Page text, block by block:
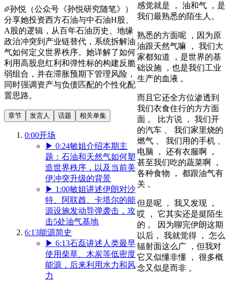
孙悦（公众号《孙悦研究随笔》）
分享她投资西方石油与中石油H股、
A股的逻辑，从百年石油历史、地缘
政治冲突到产业链替代，系统拆解油
气如何定义世界秩序。她详解了如何
利用高股息红利和弹性标的构建反脆
弱组合，并在滞胀预期下管理风险，
同时强调资产与负债匹配的个性化配
置思路。
章节 发言人 话题 相关单集
0:00开场
▶ 0:24敏姐介绍本期主
题：石油和天然气如何塑
造世界秩序，以及当前美
伊冲突升级的背景
▶ 1:00敏姐讲述伊朗对沙
特、阿联酋、卡塔尔的能
源设施发动导弹袭击，攻
击5处油气基地
6:13能源简史
▶ 6:13石磊讲述人类最早
使用柴草、木炭等低密度
能源，后来利用水力和风
力
感觉就是 ， 油和气 ，是
我们最熟悉的陌生人。
熟悉的方面呢 ，因为原
油跟天然气嘛 ， 我们大
家都知道 ，是世界的基
础设施 ，也是我们工业
生产的血液 。
而且它还全方位渗透到
我们衣食住行的方方面
面 。 比方说 ， 我们开
的汽车 、 我们家里烧的
燃气 、 我们用的手机 、
电脑 ， 还有衣服啊 ，
甚至我们吃的蔬菜啊 ，
各种食物 ， 都跟油气有
关 。
但是呢 ， 我又发现 ，
哎 ， 它其实还是挺陌生
的 。 因为聊完伊朗这期
以后， 我就觉得 ， 怎么
辐射面这么广 ，但我对
它又似懂非懂 ， 很多概
念又似是而非 。